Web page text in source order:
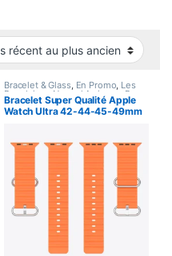
au plus ancien
Bracelet & Glass, En Promo, Les
Populaires, Nouvel Arrivage Pour
Femme
Bracelet Super Qualité Apple
Watch Ultra 42-44-45-49mm